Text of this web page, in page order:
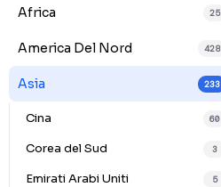
Africa 25
America Del Nord 428
Asia 233
Cina 60
Corea del Sud 3
Emirati Arabi Uniti 5